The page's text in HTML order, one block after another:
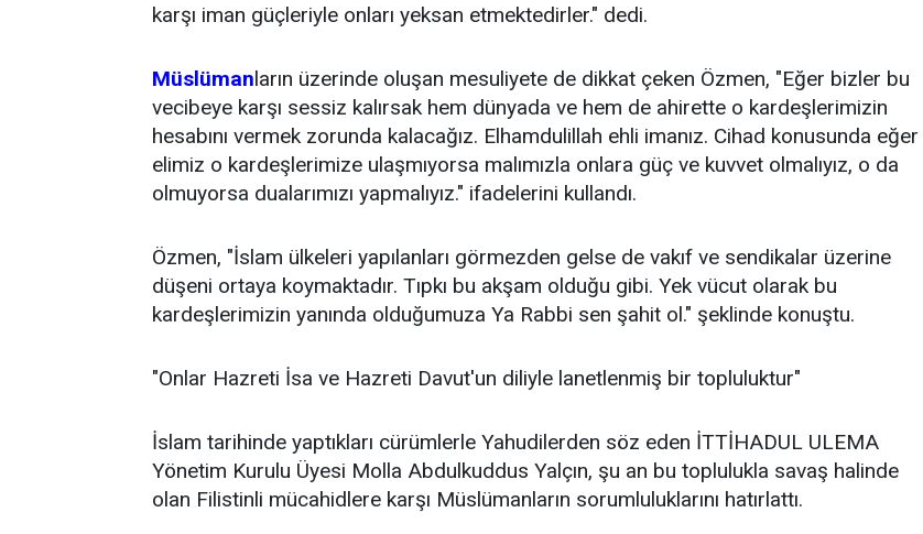
karşı iman güçleriyle onları yeksan etmektedirler." dedi.
Müslümanların üzerinde oluşan mesuliyete de dikkat çeken Özmen, "Eğer bizler bu
vecibeye karşı sessiz kalırsak hem dünyada ve hem de ahirette o kardeşlerimizin
hesabını vermek zorunda kalacağız. Elhamdulillah ehli imanız. Cihad konusunda eğer
elimiz o kardeşlerimize ulaşmıyorsa malımızla onlara güç ve kuvvet olmalıyız, o da
olmuyorsa dualarımızı yapmalıyız." ifadelerini kullandı.
Özmen, "İslam ülkeleri yapılanları görmezden gelse de vakıf ve sendikalar üzerine
düşeni ortaya koymaktadır. Tıpkı bu akşam olduğu gibi. Yek vücut olarak bu
kardeşlerimizin yanında olduğumuza Ya Rabbi sen şahit ol." şeklinde konuştu.
"Onlar Hazreti İsa ve Hazreti Davut'un diliyle lanetlenmiş bir topluluktur"
İslam tarihinde yaptıkları cürümlerle Yahudilerden söz eden İTTİHADUL ULEMA
Yönetim Kurulu Üyesi Molla Abdulkuddus Yalçın, şu an bu toplulukla savaş halinde
olan Filistinli mücahidlere karşı Müslümanların sorumluluklarını hatırlattı.